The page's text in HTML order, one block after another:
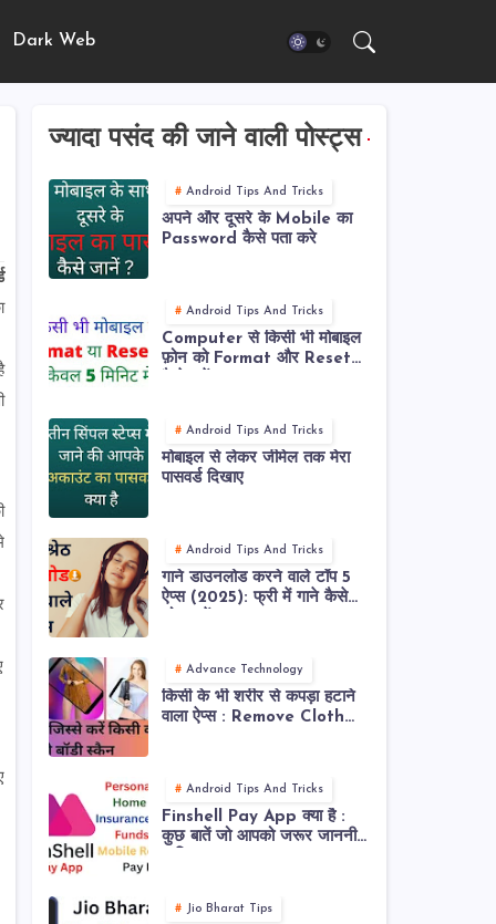
Dark Web
ज्यादा पसंद की जाने वाली पोस्ट्स
Android Tips And Tricks
अपने और दूसरे के Mobile का
Password कैसे पता करे
Android Tips And Tricks
Computer से किसी भी मोबाइल
फ़ोन को Format और Reset
Android Tips And Tricks
मोबाइल से लेकर जीमेल तक मेरा
पासवर्ड दिखाए
Android Tips And Tricks
गाने डाउनलोड करने वाले टॉप 5
ऐप्स (2025): फ्री में गाने कैसे
Advance Technology
किसी के भी शरीर से कपड़ा हटाने
वाला ऐप्स : Remove Cloth
Android Tips And Tricks
Finshell Pay App क्या है :
कुछ बातें जो आपको जरूर जाननी
Jio Bharat Tips